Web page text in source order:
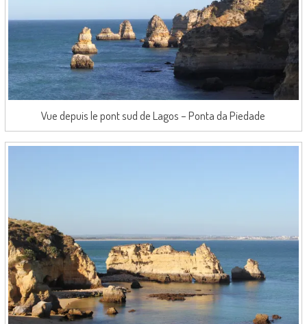
Vue depuis le pont sud de Lagos – Ponta da Piedade